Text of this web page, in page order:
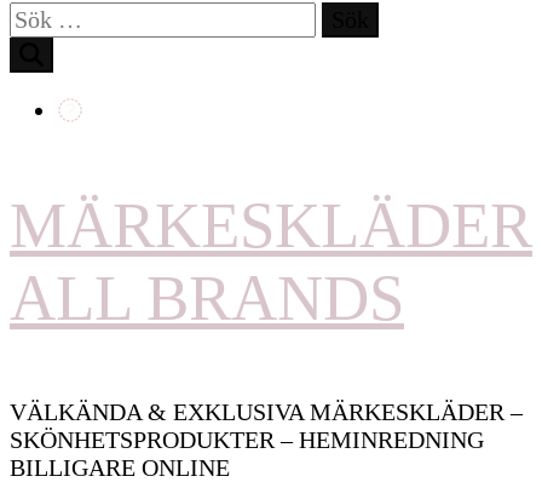
Sök
efter:
MÄRKESKLÄDER
ALL BRANDS
VÄLKÄNDA & EXKLUSIVA MÄRKESKLÄDER –
SKÖNHETSPRODUKTER – HEMINREDNING
BILLIGARE ONLINE